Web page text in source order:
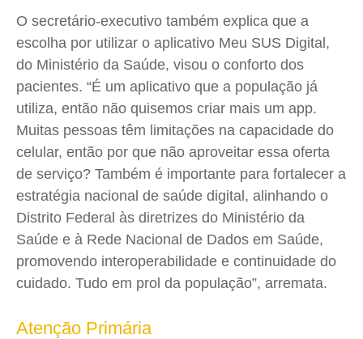
O secretário-executivo também explica que a
escolha por utilizar o aplicativo Meu SUS Digital,
do Ministério da Saúde, visou o conforto dos
pacientes. “É um aplicativo que a população já
utiliza, então não quisemos criar mais um app.
Muitas pessoas têm limitações na capacidade do
celular, então por que não aproveitar essa oferta
de serviço? Também é importante para fortalecer a
estratégia nacional de saúde digital, alinhando o
Distrito Federal às diretrizes do Ministério da
Saúde e à Rede Nacional de Dados em Saúde,
promovendo interoperabilidade e continuidade do
cuidado. Tudo em prol da população”, arremata.
Atenção Primária